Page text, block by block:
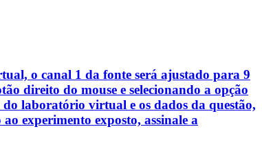
o canal 1 da fonte será ajustado para 9
direito do mouse e selecionando a opção
laboratório virtual e os dados da questão,
experimento exposto, assinale a